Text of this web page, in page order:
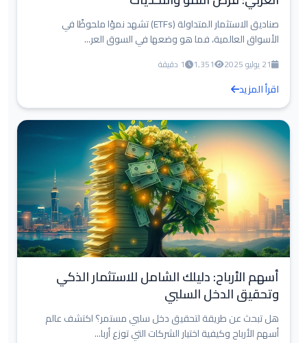
صناديق الاستثمار المتداولة (ETFs) تشهد نموًا ملحوظًا في
الأسواق العالمية، فما هو وضعها في السوق العر...
21 يوليو 2025 1,351 1 دقيقة
اقرأ المزيد
أسهم الأرباح: دليلك الشامل للاستثمار الذكي
وتحقيق الدخل السلبي
هل تبحث عن طريقة لتحقيق دخل سلبي مستمر؟ اكتشف عالم
أسهم الأرباح وكيفية اختيار الشركات التي توزع أربا...